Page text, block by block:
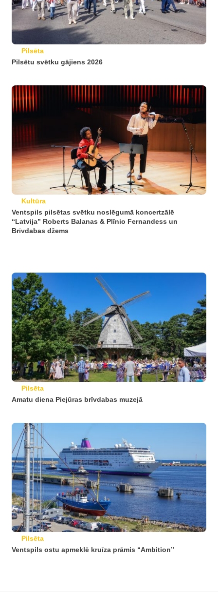
Pilsēta
Pilsētu svētku gājiens 2026
Kultūra
Ventspils pilsētas svētku noslēgumā koncertzālē
“Latvija” Roberts Balanas & Plīnio Fernandess un
Brīvdabas džems
Pilsēta
Amatu diena Piejūras brīvdabas muzejā
Pilsēta
Ventspils ostu apmeklē kruīza prāmis “Ambition”